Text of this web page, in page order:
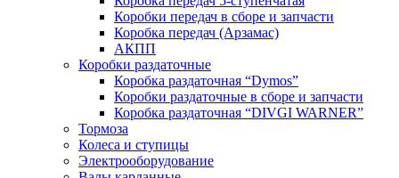
Коробки передач в сборе и запчасти
Коробка передач (Арзамас)
АКПП
Коробки раздаточные
Коробка раздаточная “Dymos”
Коробки раздаточные в сборе и запчасти
Коробка раздаточная “DIVGI WARNER”
Тормоза
Колеса и ступицы
Электрооборудование